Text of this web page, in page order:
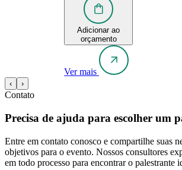
Adicionar ao
orçamento
Ver mais
‹ ›
Contato
Precisa de ajuda para escolher um
Entre em contato conosco e compartilhe suas
objetivos para o evento. Nossos consultores
em todo processo para encontrar o palestrante